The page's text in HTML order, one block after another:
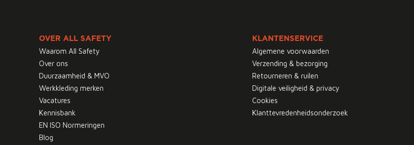
OVER ALL SAFETY
Waarom All Safety
Over ons
Duurzaamheid & MVO
Werkkleding merken
Vacatures
Kennisbank
EN ISO Normeringen
Blog
KLANTENSERVICE
Algemene voorwaarden
Verzending & bezorging
Retourneren & ruilen
Digitale veiligheid & privacy
Cookies
Klanttevredenheidsonderzoek